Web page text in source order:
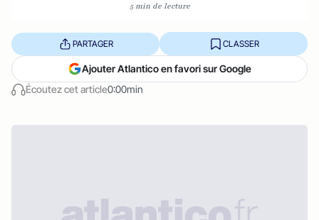
5 min de lecture
Écoutez cet article0:00min
PARTAGER CLASSER
Ajouter Atlantico en favori sur Google